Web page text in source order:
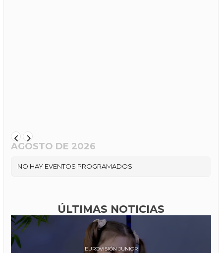
AGOSTO DE 2026
NO HAY EVENTOS PROGRAMADOS
ÚLTIMAS NOTICIAS
EUROVISIÓN JUNIOR